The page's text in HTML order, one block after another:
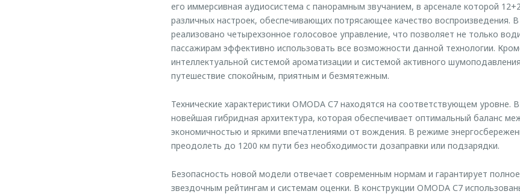
его иммерсивная аудиосистема с панорамным звучанием, в арсенале которой
различных настроек, обеспечивающих потрясающее качество воспроизведения.
реализовано четырехзонное голосовое управление, что позволяет не только
пассажирам эффективно использовать все возможности данной технологии.
интеллектуальной системой ароматизации и системой активного
путешествие спокойным, приятным и безмятежным.
Технические характеристики OMODA С7 находятся на соответствующем уровне.
новейшая гибридная архитектура, которая обеспечивает оптимальный баланс
экономичностью и яркими впечатлениями от вождения. В режиме
преодолеть до 1200 км пути без необходимости дозаправки или подзарядки.
Безопасность новой модели отвечает современным нормам и гарантирует
звездочным рейтингам и системам оценки. В конструкции OMODA С7